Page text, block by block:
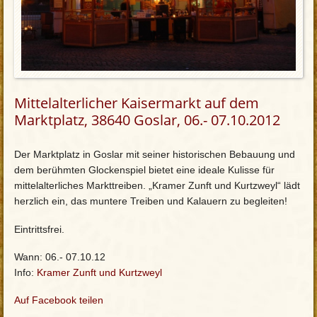
Mittelalterlicher Kaisermarkt auf dem
Marktplatz, 38640 Goslar, 06.- 07.10.2012
Der Marktplatz in Goslar mit seiner historischen Bebauung und
dem berühmten Glockenspiel bietet eine ideale Kulisse für
mittelalterliches Markttreiben. „Kramer Zunft und Kurtzweyl“ lädt
herzlich ein, das muntere Treiben und Kalauern zu begleiten!
Eintrittsfrei.
Wann: 06.- 07.10.12
Info: Kramer Zunft und Kurtzweyl
Auf Facebook teilen